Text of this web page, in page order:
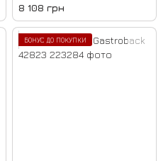
8 108 грн
БОНУС ДО ПОКУПКИ